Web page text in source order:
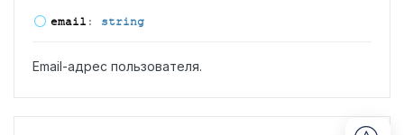
email : string
Email-адрес пользователя.